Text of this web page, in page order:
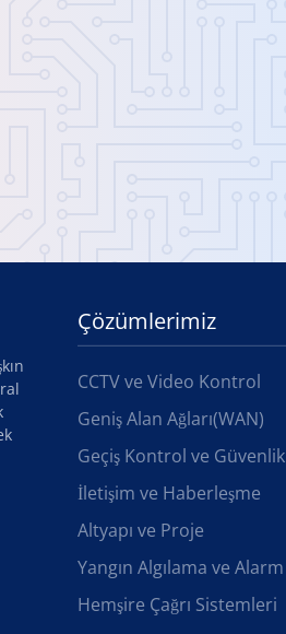
Çözümlerimiz
CCTV ve Video Kontrol
Geniş Alan Ağları(WAN)
Geçiş Kontrol ve Güvenlik
İletişim ve Haberleşme
Altyapı ve Proje
Yangın Algılama ve Alarm
Hemşire Çağrı Sistemleri